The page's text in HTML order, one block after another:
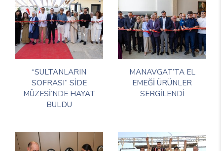
“SULTANLARIN
SOFRASI” SİDE
MÜZESİ’NDE HAYAT
BULDU
MANAVGAT’TA EL
EMEĞİ ÜRÜNLER
SERGİLENDİ